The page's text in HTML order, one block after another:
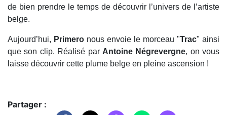
de bien prendre le temps de découvrir l’univers de l’artiste
belge.
Aujourd’hui, Primero nous envoie le morceau "Trac" ainsi
que son clip. Réalisé par Antoine Négrevergne, on vous
laisse découvrir cette plume belge en pleine ascension !
Partager :